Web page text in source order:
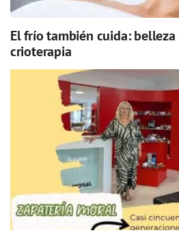
El frío también cuida:
crioterapia